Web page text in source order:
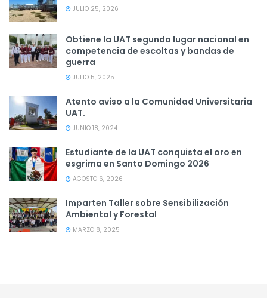
JULIO 25, 2026
Obtiene la UAT segundo lugar nacional en
competencia de escoltas y bandas de
guerra
JULIO 5, 2025
Atento aviso a la Comunidad Universitaria
UAT.
JUNIO 18, 2024
Estudiante de la UAT conquista el oro en
esgrima en Santo Domingo 2026
AGOSTO 6, 2026
Imparten Taller sobre Sensibilización
Ambiental y Forestal
MARZO 8, 2025